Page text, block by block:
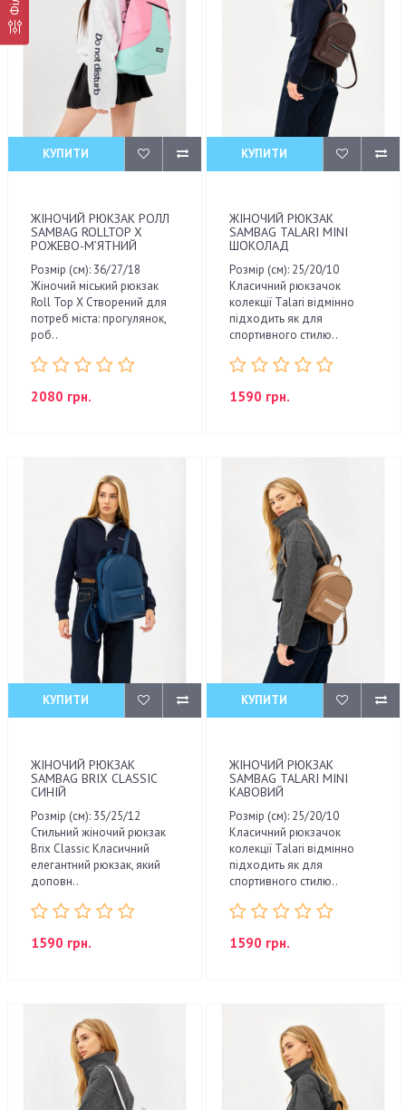
КУПИТИ
ЖІНОЧИЙ РЮКЗАК РОЛЛ
SAMBAG ROLLTOP X
РОЖЕВО-М’ЯТНИЙ
Розмір (см): 36/27/18
Жіночий міський рюкзак
Roll Top X Cтворений для
потреб міста: прогулянок,
роб..
2080 грн.
КУПИТИ
ЖІНОЧИЙ РЮКЗАК
SAMBAG TALARI MINI
ШОКОЛАД
Розмір (см): 25/20/10
Класичний рюкзачок
колекції Talari відмінно
підходить як для
спортивного стилю..
1590 грн.
КУПИТИ
ЖІНОЧИЙ РЮКЗАК
SAMBAG BRIX CLASSIC
СИНІЙ
Розмір (см): 35/25/12
Стильний жіночий рюкзак
Brix Classic Класичний
елегантний рюкзак, який
доповн..
1590 грн.
КУПИТИ
ЖІНОЧИЙ РЮКЗАК
SAMBAG TALARI MINI
КАВОВИЙ
Розмір (см): 25/20/10
Класичний рюкзачок
колекції Talari відмінно
підходить як для
спортивного стилю..
1590 грн.